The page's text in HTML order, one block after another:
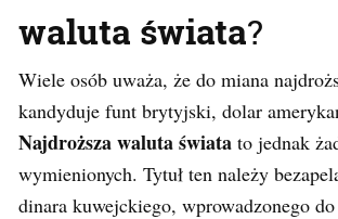
waluta świata?
Wiele osób uważa, że do miana
kandyduje funt brytyjski, dolar
Najdroższa waluta świata to jednak
wymienionych. Tytuł ten należy
dinara kuwejckiego, wprowadzonego